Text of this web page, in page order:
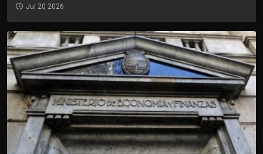
Jul 20 2026